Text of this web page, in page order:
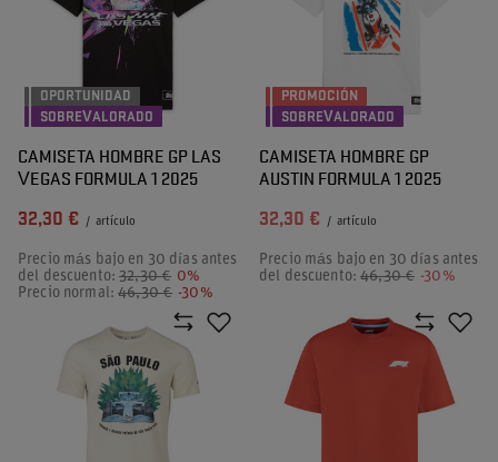
OPORTUNIDAD
SOBREVALORADO
CAMISETA HOMBRE GP LAS
VEGAS FORMULA 1 2025
32,30 € / artículo
Precio más bajo en 30 días antes
del descuento:32,30 € 0%
Precio normal:46,30 € -30%
PROMOCIÓN
SOBREVALORADO
CAMISETA HOMBRE GP
AUSTIN FORMULA 1 2025
32,30 € / artículo
Precio más bajo en 30 días antes
del descuento:46,30 € -30%